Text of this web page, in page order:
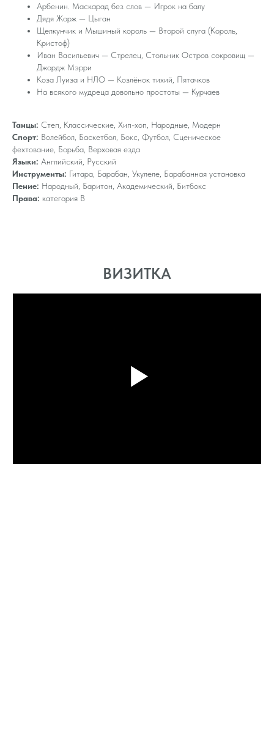
Арбенин. Маскарад без слов — Игрок на балу
Дядя Жорж — Цыган
Щелкунчик и Мышиный король — Второй слуга (Король,
Кристоф)
Иван Васильевич — Стрелец, Стольник Остров сокровищ —
Джордж Мэрри
Коза Луиза и НЛО — Козлёнок тихий, Пятачков
На всякого мудреца довольно простоты — Курчаев
Танцы: Степ, Классические, Хип-хоп, Народные, Модерн
Спорт: Волейбол, Баскетбол, Бокс, Футбол, Сценическое
фехтование, Борьба, Верховая езда
Языки: Английский, Русский
Инструменты: Гитара, Барабан, Укулеле, Барабанная установка
Пение: Народный, Баритон, Академический, Битбокс
Права: категория B
ВИЗИТКА